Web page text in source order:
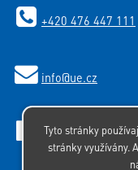
+420 476 447 111
info@ue.cz
Facebook
Tyto stránky
stránky využívány.